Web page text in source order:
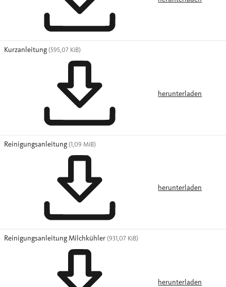
Kurzanleitung(595,07 KiB)
herunterladen
Reinigungsanleitung(1,09 MiB)
herunterladen
Reinigungsanleitung Milchkühler(931,07 KiB)
herunterladen